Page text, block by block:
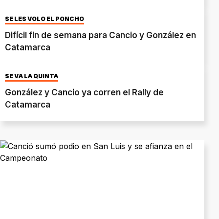
SE LES VOLÓ EL PONCHO
Difícil fin de semana para Cancio y González en
Catamarca
SE VA LA QUINTA
González y Cancio ya corren el Rally de
Catamarca